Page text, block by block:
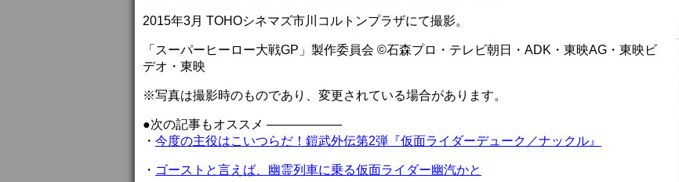
2015年3月 TOHOシネマズ市川コルトンプラザにて撮影。
「スーパーヒーロー大戦GP」製作委員会 ©石森プロ・テレビ朝日・ADK・東映AG・東映ビ
デオ・東映
※写真は撮影時のものであり、変更されている場合があります。
●次の記事もオススメ ——————
・ 今度の主役はこいつらだ！鎧武外伝第2弾『仮面ライダーデューク／ナックル』
・ ゴーストと言えば、幽霊列車に乗る仮面ライダー幽汽かと